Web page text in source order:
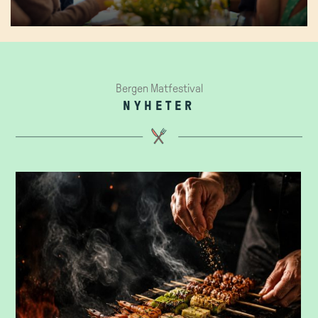
Bergen Matfestival
NYHETER